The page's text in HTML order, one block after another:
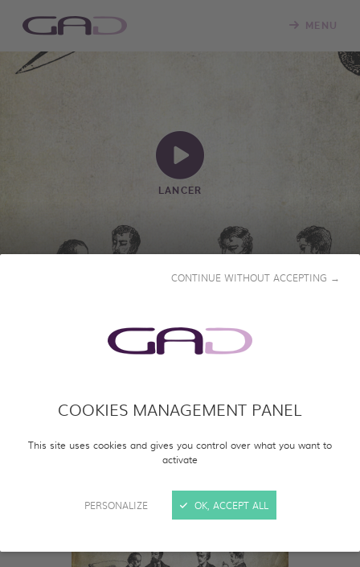
COOKIES MANAGEMENT PANEL
This site uses cookies and gives you control over what you want to
activate
PERSONALIZE
CONTINUE WITHOUT ACCEPTING →
OK, ACCEPT ALL
MENU
LANCER
2024 • 29' • Français, Anglais & Espagnol